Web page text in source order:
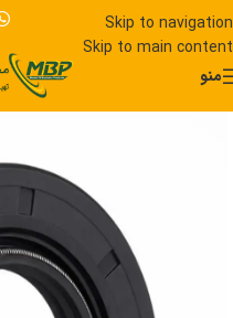
Skip to navigation
Skip to main content
منو